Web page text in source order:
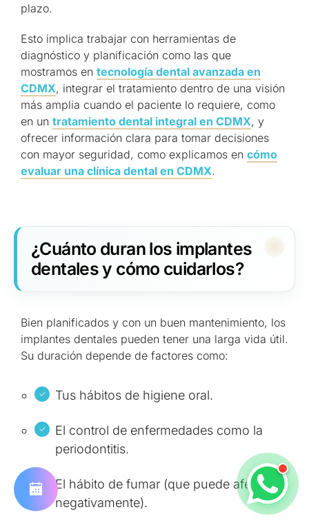
plazo.
Esto implica trabajar con herramientas de
diagnóstico y planificación como las que
mostramos en tecnología dental avanzada en
CDMX, integrar el tratamiento dentro de una visión
más amplia cuando el paciente lo requiere, como
en un tratamiento dental integral en CDMX, y
ofrecer información clara para tomar decisiones
con mayor seguridad, como explicamos en cómo
evaluar una clínica dental en CDMX.
¿Cuánto duran los implantes
dentales y cómo cuidarlos?
Bien planificados y con un buen mantenimiento, los
implantes dentales pueden tener una larga vida útil.
Su duración depende de factores como:
Tus hábitos de higiene oral.
El control de enfermedades como la
periodontitis.
El hábito de fumar (que puede afectar
negativamente).